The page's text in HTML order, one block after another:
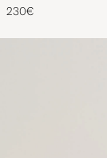
230€